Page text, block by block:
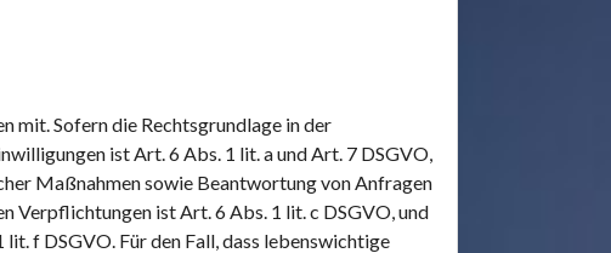
mit. Sofern die Rechtsgrundlage in der
ist Art. 6 Abs. 1 lit. a und Art. 7 DSGVO,
Maßnahmen sowie Beantwortung von Anfragen
Verpflichtungen ist Art. 6 Abs. 1 lit. c DSGVO, und
f DSGVO. Für den Fall, dass lebenswichtige